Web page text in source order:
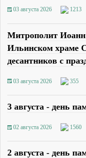
03 августа 2026 1213
Митрополит
Ильинском храме
десантников с
03 августа 2026 355
3 августа - день
02 августа 2026 1560
2 августа - день